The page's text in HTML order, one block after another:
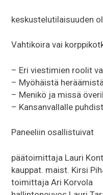
keskustelutilaisuuden
Vahtikoira vai
– Eri viestimien roolit
– Myöhäistä
– Menikö ja missä
– Kansanvallalle
Paneeliin osallistuivat
päätoimittaja Lauri
kauppat. maist. Kirsi
toimittaja Ari Korvola